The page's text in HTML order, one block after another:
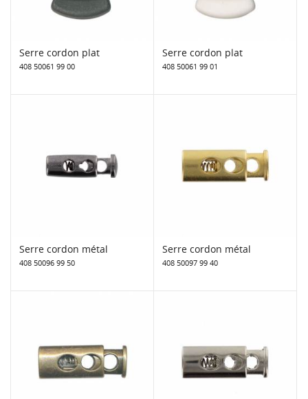
Serre cordon plat
408 50061 99 00
Serre cordon plat
408 50061 99 01
Serre cordon métal
408 50096 99 50
Serre cordon métal
408 50097 99 40